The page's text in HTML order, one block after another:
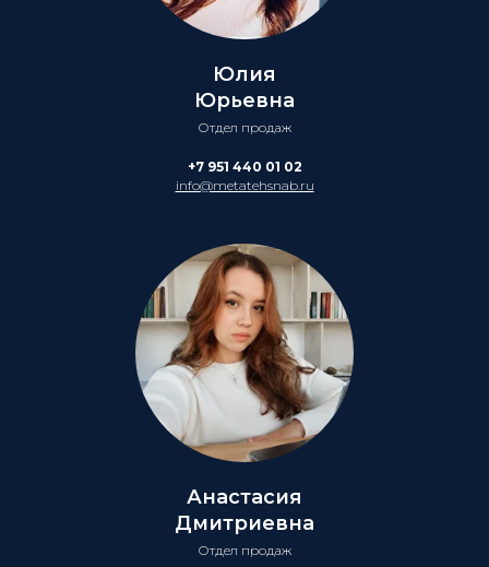
Юлия
Юрьевна
Отдел продаж
+7 951 440 01 02
info@metatehsnab.ru
Анастасия
Дмитриевна
Отдел продаж